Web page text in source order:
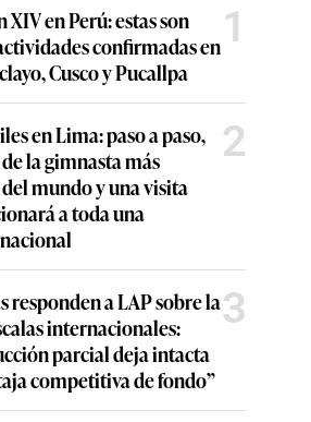
XIV en Perú: estas son
confirmadas en
Cusco y Pucallpa
1
en Lima: paso a paso,
la gimnasta más
mundo y una visita
a toda una
2
responden a LAP sobre la
internacionales:
parcial deja intacta
competitiva de fondo”
3